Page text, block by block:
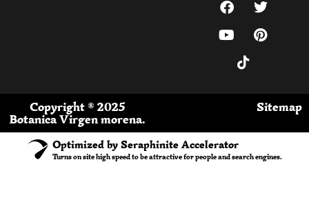
Copyright ® 2025
Botanica Virgen morena.
Sitemap
Optimized by Seraphinite Accelerator
Turns on site high speed to be attractive for people and search engines.